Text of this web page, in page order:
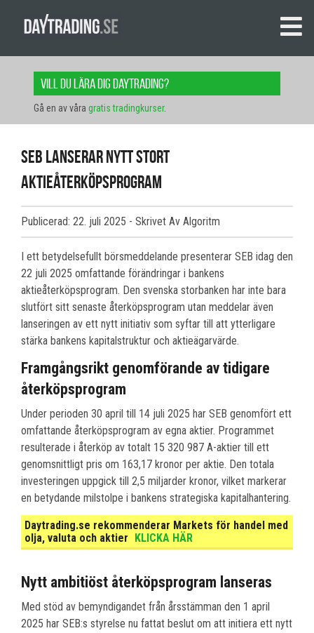
Vill du lära dig daytrading?
Gå en av våra gratis tradingkurser.
SEB lanserar nytt stort
aktieåterköpsprogram
Publicerad: 22. juli 2025 - Skrivet Av Algoritm
I ett betydelsefullt börsmeddelande presenterar SEB idag den
22 juli 2025 omfattande förändringar i bankens
aktieåterköpsprogram. Den svenska storbanken har inte bara
slutfört sitt senaste återköpsprogram utan meddelar även
lanseringen av ett nytt initiativ som syftar till att ytterligare
stärka bankens kapitalstruktur och aktieägarvärde.
Framgångsrikt genomförande av tidigare
återköpsprogram
Under perioden 30 april till 14 juli 2025 har SEB genomfört ett
omfattande återköpsprogram av egna aktier. Programmet
resulterade i återköp av totalt 15 320 987 A-aktier till ett
genomsnittligt pris om 163,17 kronor per aktie. Den totala
investeringen uppgick till 2,5 miljarder kronor, vilket markerar
en betydande milstolpe i bankens strategiska kapitalhantering.
Daytrading.se rekommenderar Markets för handel med
olja, valuta och aktier
KLICKA HÄR
Nytt ambitiöst återköpsprogram lanseras
Med stöd av bemyndigandet från årsstämman den 1 april
2025 har SEB:s styrelse nu fattat beslut om att initiera ett nytt